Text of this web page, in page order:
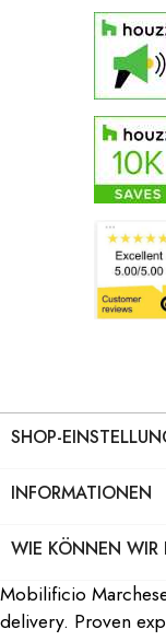
SHOP-
INFORMATIONEN
WIE KÖNNEN WIR
Mobilificio
delivery. Proven